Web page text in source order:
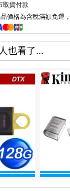
取貨付款
價格為含稅滿額免運
也看了...